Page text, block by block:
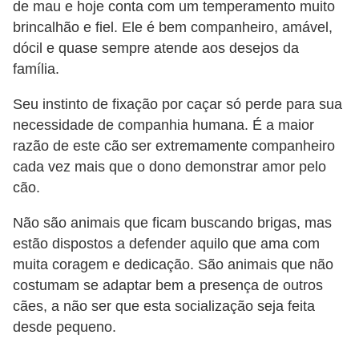
de mau e hoje conta com um temperamento muito
brincalhão e fiel. Ele é bem companheiro, amável,
dócil e quase sempre atende aos desejos da
família.
Seu instinto de fixação por caçar só perde para sua
necessidade de companhia humana. É a maior
razão de este cão ser extremamente companheiro
cada vez mais que o dono demonstrar amor pelo
cão.
Não são animais que ficam buscando brigas, mas
estão dispostos a defender aquilo que ama com
muita coragem e dedicação. São animais que não
costumam se adaptar bem a presença de outros
cães, a não ser que esta socialização seja feita
desde pequeno.
c
o
s
v
e
s
n
a
m
e
n